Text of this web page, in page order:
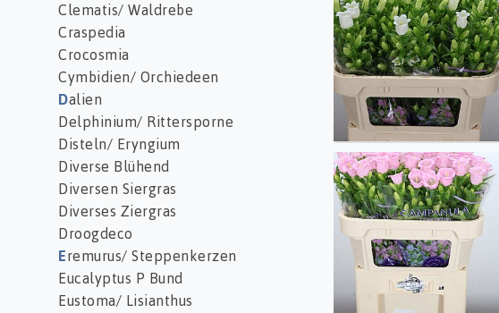
Clematis/ Waldrebe
Craspedia
Crocosmia
Cymbidien/ Orchiedeen
Dalien
Delphinium/ Rittersporne
Disteln/ Eryngium
Diverse Blühend
Diversen Siergras
Diverses Ziergras
Droogdeco
Eremurus/ Steppenkerzen
Eucalyptus P Bund
Eustoma/ Lisianthus
Camp M Pearl Pink